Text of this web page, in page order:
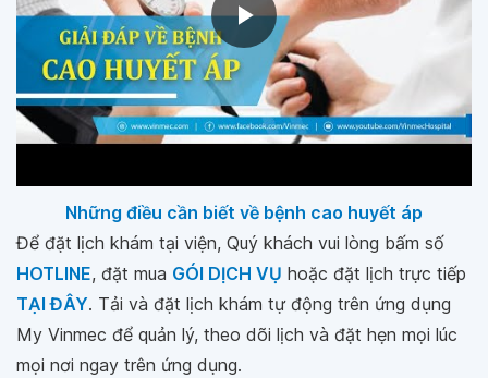
Những điều cần biết về bệnh cao huyết áp
Để đặt lịch khám tại viện, Quý khách vui lòng bấm số
HOTLINE, đặt mua GÓI DỊCH VỤ hoặc đặt lịch trực tiếp
TẠI ĐÂY. Tải và đặt lịch khám tự động trên ứng dụng
My Vinmec để quản lý, theo dõi lịch và đặt hẹn mọi lúc
mọi nơi ngay trên ứng dụng.